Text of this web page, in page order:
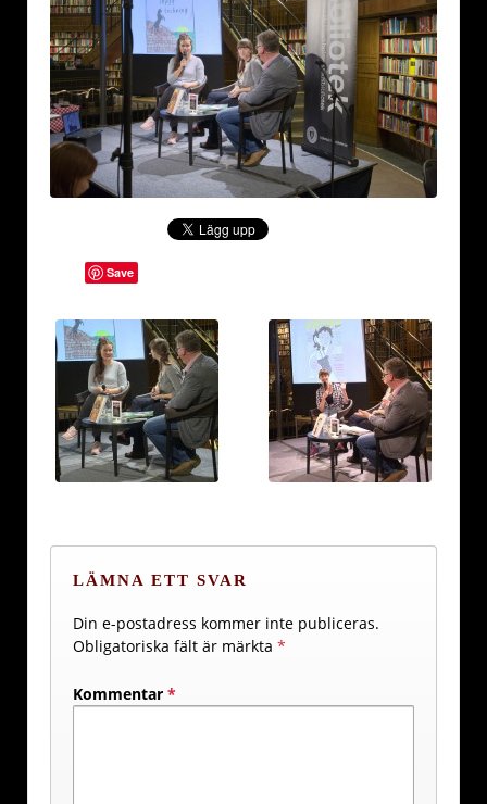
Save
LÄMNA ETT SVAR
Din e-postadress kommer inte publiceras.
Obligatoriska fält är märkta *
Kommentar *